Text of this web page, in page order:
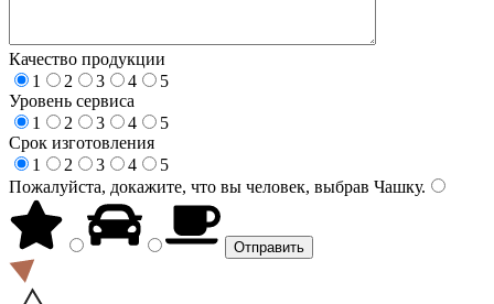
Качество продукции
1
2 3 4
5
Уровень сервиса
1
2 3 4
5
Срок изготовления
1
2 3 4
5
Пожалуйста, докажите, что вы человек, выбрав Чашку.